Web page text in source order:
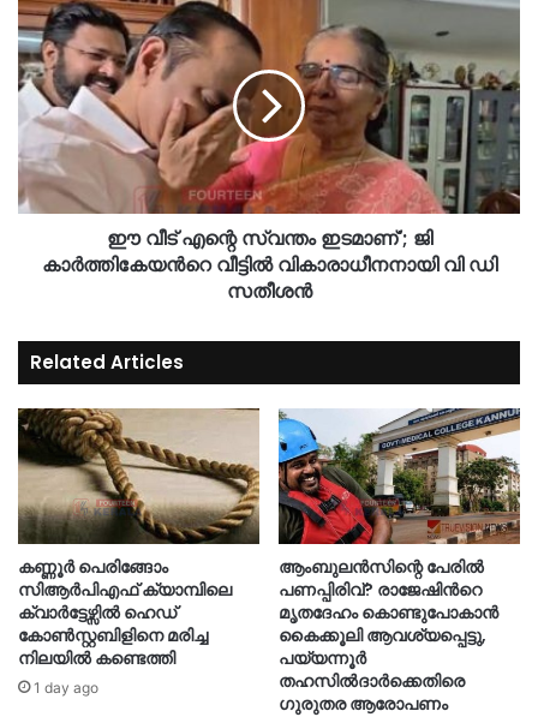
ഈ വീട് എന്റെ സ്വന്തം ഇടമാണ്'; ജി
കാർത്തികേയന്‍റെ വീട്ടിൽ വികാരാധീനനായി വി ഡി
സതീശൻ
Related Articles
കണ്ണൂർ പെരിങ്ങോം
സിആർപിഎഫ് ക്യാമ്പിലെ
ക്വാർട്ടേഴ്സിൽ ഹെഡ്
കോൺസ്റ്റബിളിനെ മരിച്ച
നിലയിൽ കണ്ടെത്തി
1 day ago
ആംബുലൻസിന്റെ പേരിൽ
പണപ്പിരിവ്? രാജേഷിന്‍റെ
മൃതദേഹം കൊണ്ടുപോകാൻ
കൈക്കൂലി ആവശ്യപ്പെട്ടു,
പയ്യന്നൂർ
തഹസിൽദാർക്കെതിരെ
ഗുരുതര ആരോപണം